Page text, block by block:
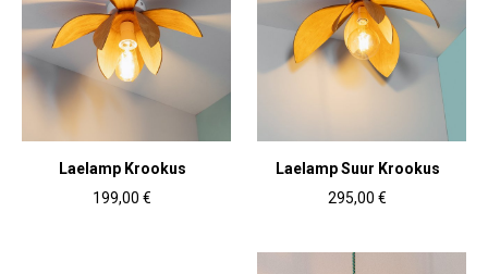
Laelamp Krookus
199,00 €
Laelamp Suur Krookus
295,00 €